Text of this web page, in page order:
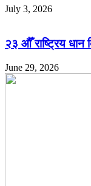
July 3, 2026
२३ औँ राष्ट्रिय धान
June 29, 2026